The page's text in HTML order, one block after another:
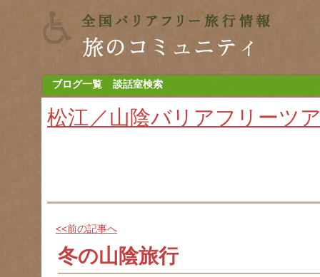
ブログ一覧 談話室検索
松江／山陰バリアフリーツ
<<前の記事へ
冬の山陰旅行